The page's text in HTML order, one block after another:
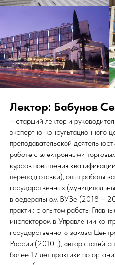
Лектор: Бабунов
– старший лектор и
экспертно-консультационного
преподавательской
работе с электронными
курсов повышения
переподготовки), опыт работы
государственных
в федеральном ВУЗе (2018 –
практик с опытом работы
инспектором в Управлении
государственного заказа
России (2010г.), автор статей
более 17 лет практики по